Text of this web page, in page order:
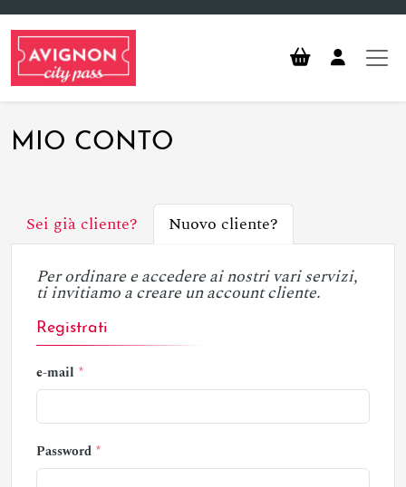
MIO CONTO
Sei già cliente? Nuovo cliente?
Per ordinare e accedere ai nostri vari servizi,
ti invitiamo a creare un account cliente.
Registrati
e-mail
Password